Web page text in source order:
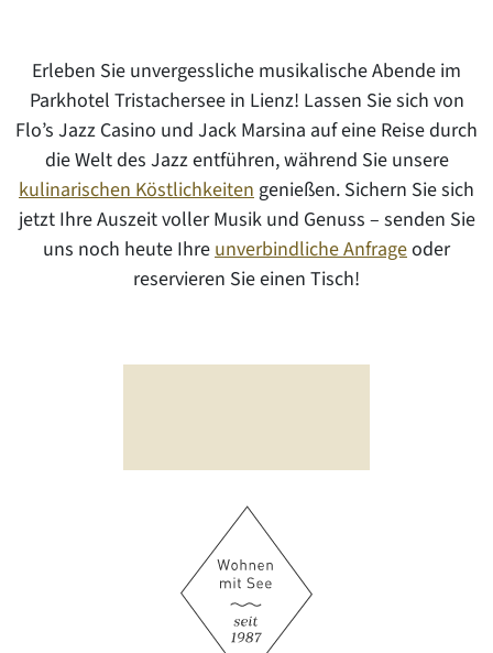
Erleben Sie unvergessliche musikalische Abende im
Parkhotel Tristachersee in Lienz! Lassen Sie sich von
Flo’s Jazz Casino und Jack Marsina auf eine Reise durch
die Welt des Jazz entführen, während Sie unsere
kulinarischen Köstlichkeiten genießen. Sichern Sie sich
jetzt Ihre Auszeit voller Musik und Genuss – senden Sie
uns noch heute Ihre unverbindliche Anfrageoder
reservieren Sie einen Tisch!